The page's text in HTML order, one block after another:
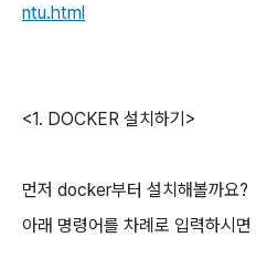
ntu.html
<1. DOCKER 설치하기>
먼저 docker부터 설치해볼까요?
아래 명령어를 차례로 입력하시